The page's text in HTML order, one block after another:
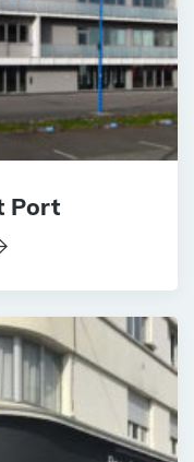
Port